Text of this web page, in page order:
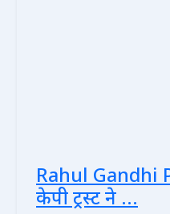
Rahul Gandhi
केपी ट्रस्ट ने ...